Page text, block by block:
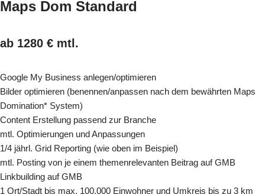
Maps Dom Standard
ab 1280 € mtl.
Google My Business anlegen/optimieren
Bilder optimieren (benennen/anpassen nach dem bewährten Maps
Domination* System)
Content Erstellung passend zur Branche
mtl. Optimierungen und Anpassungen
1/4 jährl. Grid Reporting (wie oben im Beispiel)
mtl. Posting von je einem themenrelevanten Beitrag auf GMB
Linkbuilding auf GMB
1 Ort/Stadt bis max. 100.000 Einwohner und Umkreis bis zu 3 km